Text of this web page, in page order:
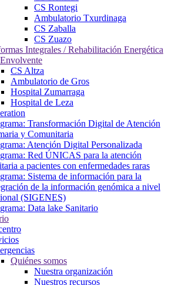
CS Rontegi
Ambulatorio Txurdinaga
CS Zaballa
CS Zuazo
Integrales / Rehabilitación Energética
CS Altza
Ambulatorio de Gros
Hospital Zumarraga
Hospital de Leza
Transformación Digital de Atención
y Comunitaria
Atención Digital Personalizada
Red ÚNICAS para la atención
a pacientes con enfermedades raras
Sistema de información para la
de la información genómica a nivel
(SIGENES)
Data lake Sanitario
Quiénes somos
Nuestra organización
Nuestros recursos